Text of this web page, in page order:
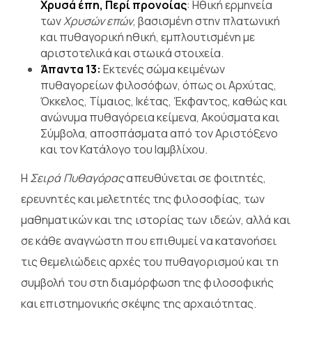
Χρυσά έπη, Περί προνοίας: Ηθική ερμηνεία
τωνΧρυσών επών, βασισμένη στην πλατωνική
και πυθαγορική ηθική, εμπλουτισμένη με
αριστοτελικά και στωικά στοιχεία.
Άπαντα 13: Εκτενές σώμα κειμένων
πυθαγορείων φιλοσόφων, όπως οι Αρχύτας,
Όκκελος, Τίμαιος, Ικέτας, Έκφαντος, καθώς και
ανώνυμα πυθαγόρεια κείμενα, Ακούσματα και
Σύμβολα, αποσπάσματα από τον Αριστόξενο
και τον Κατάλογο του Ιαμβλίχου.
Η Σειρά Πυθαγόραςαπευθύνεται σε φοιτητές,
ερευνητές και μελετητές της φιλοσοφίας, των
μαθηματικών και της ιστορίας των ιδεών, αλλά και
σε κάθε αναγνώστη που επιθυμεί να κατανοήσει
τις θεμελιώδεις αρχές του πυθαγορισμού και τη
συμβολή του στη διαμόρφωση της φιλοσοφικής
και επιστημονικής σκέψης της αρχαιότητας.